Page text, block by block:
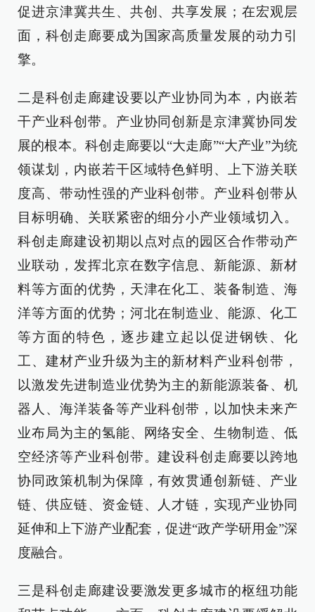
促进京津冀共生、共创、共享发展；在宏观层
面，科创走廊要成为国家高质量发展的动力引
擎。
二是科创走廊建设要以产业协同为本，内嵌若
干产业科创带。产业协同创新是京津冀协同发
展的根本。科创走廊要以“大走廊”“大产业”为统
领谋划，内嵌若干区域特色鲜明、上下游关联
度高、带动性强的产业科创带。产业科创带从
目标明确、关联紧密的细分小产业领域切入。
科创走廊建设初期以点对点的园区合作带动产
业联动，发挥北京在数字信息、新能源、新材
料等方面的优势，天津在化工、装备制造、海
洋等方面的优势；河北在制造业、能源、化工
等方面的特色，逐步建立起以促进钢铁、化
工、建材产业升级为主的新材料产业科创带，
以激发先进制造业优势为主的新能源装备、机
器人、海洋装备等产业科创带，以加快未来产
业布局为主的氢能、网络安全、生物制造、低
空经济等产业科创带。建设科创走廊要以跨地
协同政策机制为保障，有效贯通创新链、产业
链、供应链、资金链、人才链，实现产业协同
延伸和上下游产业配套，促进“政产学研用金”深
度融合。
三是科创走廊建设要激发更多城市的枢纽功能